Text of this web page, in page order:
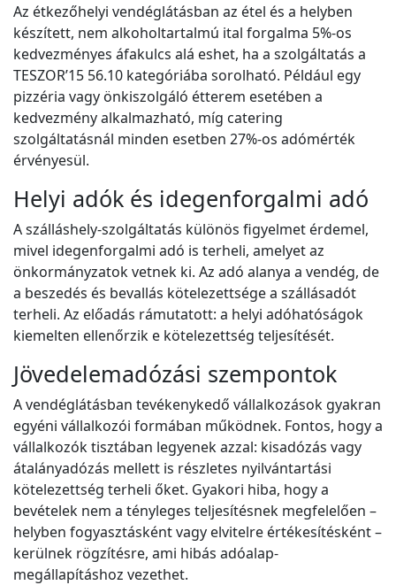
Az étkezőhelyi vendéglátásban az étel és a helyben
készített, nem alkoholtartalmú ital forgalma 5%-os
kedvezményes áfakulcs alá eshet, ha a szolgáltatás a
TESZOR’15 56.10 kategóriába sorolható. Például egy
pizzéria vagy önkiszolgáló étterem esetében a
kedvezmény alkalmazható, míg catering
szolgáltatásnál minden esetben 27%-os adómérték
érvényesül.
Helyi adók és idegenforgalmi adó
A szálláshely-szolgáltatás különös figyelmet érdemel,
mivel idegenforgalmi adó is terheli, amelyet az
önkormányzatok vetnek ki. Az adó alanya a vendég, de
a beszedés és bevallás kötelezettsége a szállásadót
terheli. Az előadás rámutatott: a helyi adóhatóságok
kiemelten ellenőrzik e kötelezettség teljesítését.
Jövedelemadózási szempontok
A vendéglátásban tevékenykedő vállalkozások gyakran
egyéni vállalkozói formában működnek. Fontos, hogy a
vállalkozók tisztában legyenek azzal: kisadózás vagy
átalányadózás mellett is részletes nyilvántartási
kötelezettség terheli őket. Gyakori hiba, hogy a
bevételek nem a tényleges teljesítésnek megfelelően –
helyben fogyasztásként vagy elvitelre értékesítésként –
kerülnek rögzítésre, ami hibás adóalap-
megállapításhoz vezethet.